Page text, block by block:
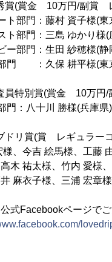
賞(賞金 10万円/副賞
ト部門：藤村 資子様(東
ト部門：三島 ゆかり様(
ー部門：生田 紗穂様(静
門 ：久保 耕平様(東
員特別賞(賞金 10万円
門：八十川 勝様(兵庫県)
ドリ賞(賞 レギュラー
様、今吉 絵馬様、工藤
木 祐太様、竹内 愛様
麻衣子様、三浦 宏章
式Facebookページでご